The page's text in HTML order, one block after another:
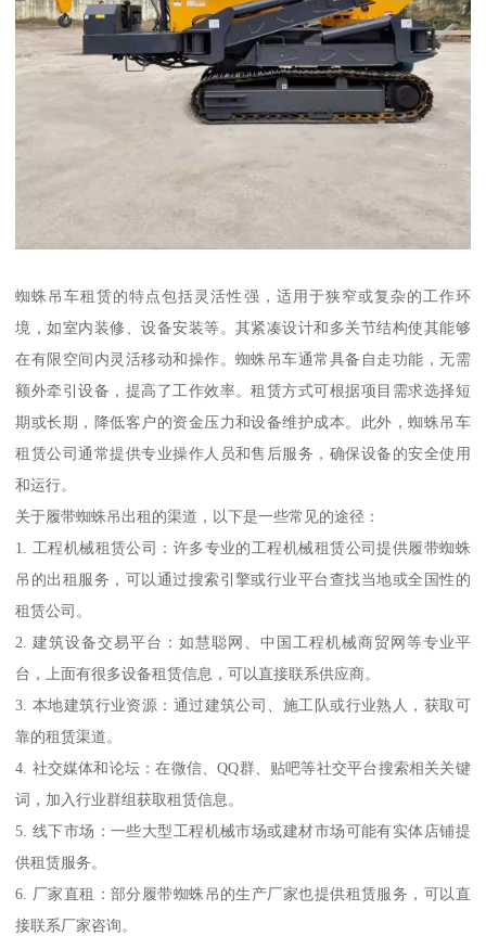
蜘蛛吊车租赁的特点包括灵活性强，适用于狭窄或复杂的工作环
境，如室内装修、设备安装等。其紧凑设计和多关节结构使其能够
在有限空间内灵活移动和操作。蜘蛛吊车通常具备自走功能，无需
额外牵引设备，提高了工作效率。租赁方式可根据项目需求选择短
期或长期，降低客户的资金压力和设备维护成本。此外，蜘蛛吊车
租赁公司通常提供专业操作人员和售后服务，确保设备的安全使用
和运行。
关于履带蜘蛛吊出租的渠道，以下是一些常见的途径：
1. 工程机械租赁公司：许多专业的工程机械租赁公司提供履带蜘蛛
吊的出租服务，可以通过搜索引擎或行业平台查找当地或全国性的
租赁公司。
2. 建筑设备交易平台：如慧聪网、中国工程机械商贸网等专业平
台，上面有很多设备租赁信息，可以直接联系供应商。
3. 本地建筑行业资源：通过建筑公司、施工队或行业熟人，获取可
靠的租赁渠道。
4. 社交媒体和论坛：在微信、QQ群、贴吧等社交平台搜索相关关键
词，加入行业群组获取租赁信息。
5. 线下市场：一些大型工程机械市场或建材市场可能有实体店铺提
供租赁服务。
6. 厂家直租：部分履带蜘蛛吊的生产厂家也提供租赁服务，可以直
接联系厂家咨询。